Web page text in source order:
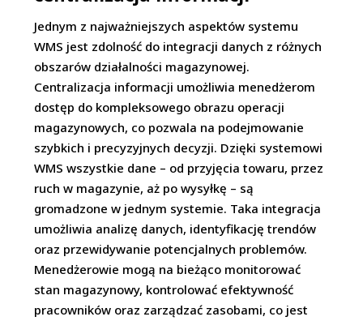
Jednym z najważniejszych aspektów systemu
WMS jest zdolność do integracji danych z różnych
obszarów działalności magazynowej.
Centralizacja informacji umożliwia menedżerom
dostęp do kompleksowego obrazu operacji
magazynowych, co pozwala na podejmowanie
szybkich i precyzyjnych decyzji. Dzięki systemowi
WMS wszystkie dane – od przyjęcia towaru, przez
ruch w magazynie, aż po wysyłkę – są
gromadzone w jednym systemie. Taka integracja
umożliwia analizę danych, identyfikację trendów
oraz przewidywanie potencjalnych problemów.
Menedżerowie mogą na bieżąco monitorować
stan magazynowy, kontrolować efektywność
pracowników oraz zarządzać zasobami, co jest